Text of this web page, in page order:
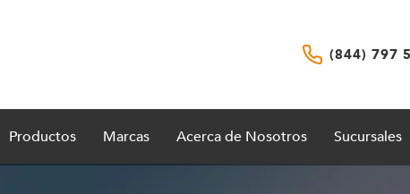
(844) 797
Productos Marcas Acerca de Nosotros Sucursales